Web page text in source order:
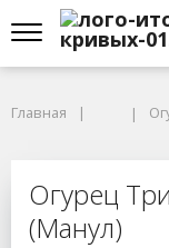
Главная
Огурец
(Манул)